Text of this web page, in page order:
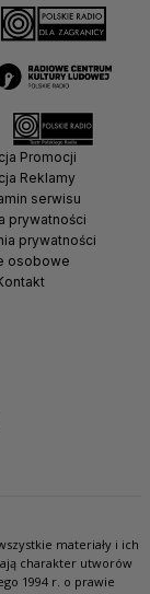
Promocji
Reklamy
serwisu
prywatności
prywatności
osobowe
materiały i ich
charakter utworów
1994 r. o prawie